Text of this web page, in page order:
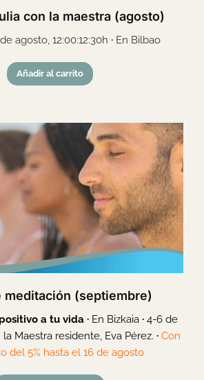
con la maestra (agosto)
agosto, 12:00:12:30h · En Bilbao
Añadir al carrito
meditación (septiembre)
a tu vida · En Bizkaia · 4-6 de
Maestra residente, Eva Pérez. · Con
del 5% hasta el 16 de agosto